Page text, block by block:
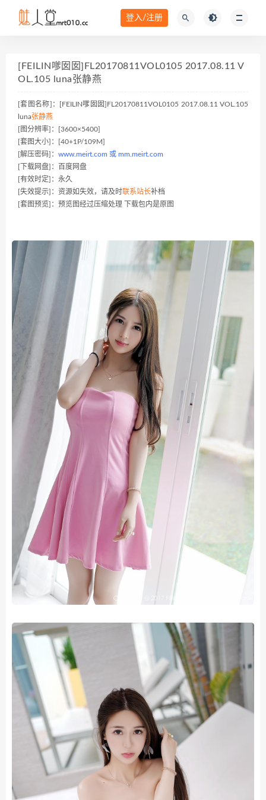
登入/注册
[FEILIN嗲囡囡]FL20170811VOL0105 2017.08.11 V
OL.105 luna张静燕
[套图名称]：[FEILIN嗲囡囡]FL20170811VOL0105 2017.08.11 VOL.105
luna张静燕
[图分辨率]：[3600×5400]
[套图大小]：[40+1P/109M]
[解压密码]： www.meirt.com 或 mm.meirt.com
[下载网盘]：百度网盘
[有效时定]：永久
[失效提示]：资源如失效，请及时联系站长补档
[套图预览]：预览图经过压缩处理 下载包内是原图